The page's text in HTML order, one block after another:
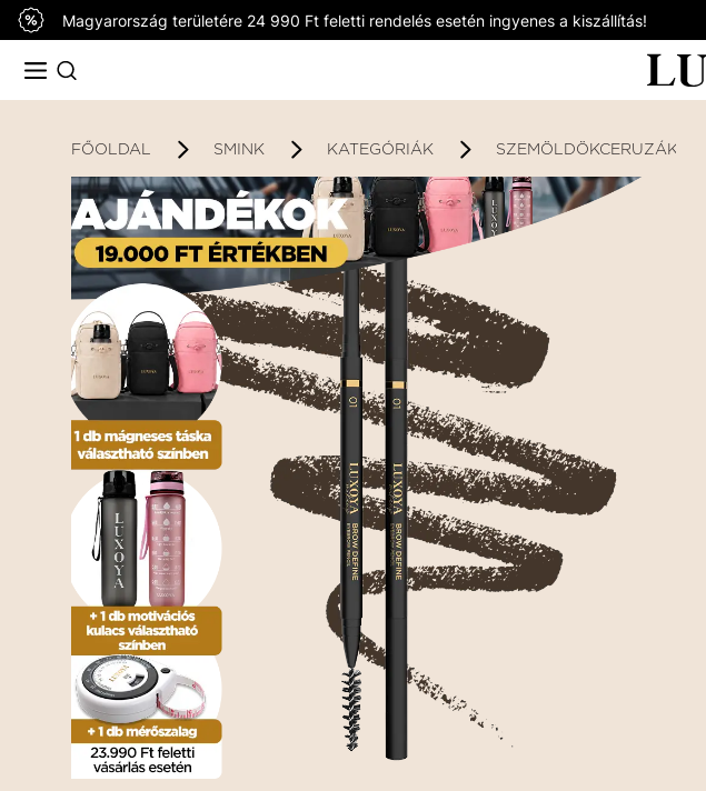
Magyarország területére 24 990 Ft feletti rendelés esetén ingyenes a kiszállítás!
FŐOLDAL SMINK KATEGÓRIÁK SZEMÖLDÖKCERUZÁK